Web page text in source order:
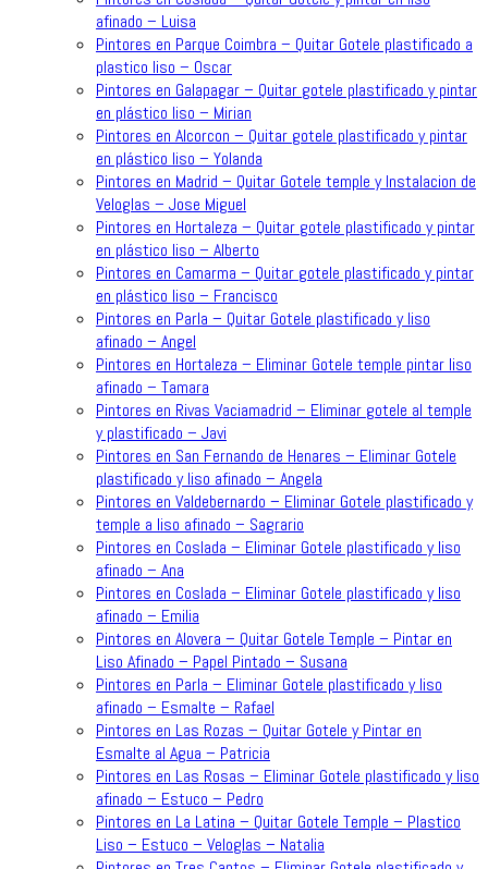
afinado – Luisa
Pintores en Parque Coimbra – Quitar Gotele plastificado a
plastico liso – Oscar
Pintores en Galapagar – Quitar gotele plastificado y pintar
en plástico liso – Mirian
Pintores en Alcorcon – Quitar gotele plastificado y pintar
en plástico liso – Yolanda
Pintores en Madrid – Quitar Gotele temple y Instalacion de
Veloglas – Jose Miguel
Pintores en Hortaleza – Quitar gotele plastificado y pintar
en plástico liso – Alberto
Pintores en Camarma – Quitar gotele plastificado y pintar
en plástico liso – Francisco
Pintores en Parla – Quitar Gotele plastificado y liso
afinado – Angel
Pintores en Hortaleza – Eliminar Gotele temple pintar liso
afinado – Tamara
Pintores en Rivas Vaciamadrid – Eliminar gotele al temple
y plastificado – Javi
Pintores en San Fernando de Henares – Eliminar Gotele
plastificado y liso afinado – Angela
Pintores en Valdebernardo – Eliminar Gotele plastificado y
temple a liso afinado – Sagrario
Pintores en Coslada – Eliminar Gotele plastificado y liso
afinado – Ana
Pintores en Coslada – Eliminar Gotele plastificado y liso
afinado – Emilia
Pintores en Alovera – Quitar Gotele Temple – Pintar en
Liso Afinado – Papel Pintado – Susana
Pintores en Parla – Eliminar Gotele plastificado y liso
afinado – Esmalte – Rafael
Pintores en Las Rozas – Quitar Gotele y Pintar en
Esmalte al Agua – Patricia
Pintores en Las Rosas – Eliminar Gotele plastificado y liso
afinado – Estuco – Pedro
Pintores en La Latina – Quitar Gotele Temple – Plastico
Liso – Estuco – Veloglas – Natalia